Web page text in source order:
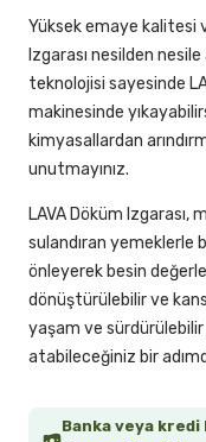
Banka veya kredi
Yüksek emaye kalitesi
Izgarası nesilden
teknolojisi sayesinde
makinesinde
kimyasallardan
unutmayınız.
LAVA Döküm Izgarası,
sulandıran yemeklerle
önleyerek besin
dönüştürülebilir ve
yaşam ve
atabileceğiniz bir